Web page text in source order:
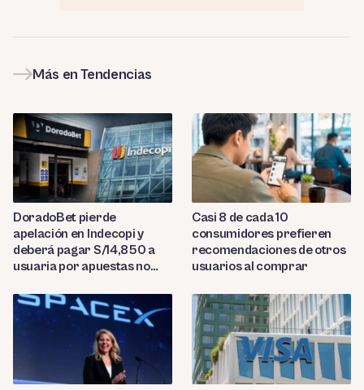
Más en Tendencias
DoradoBet pierde
apelación en Indecopi y
deberá pagar S/14,850 a
usuaria por apuestas no
Casi 8 de cada 10
consumidores prefieren
recomendaciones de otros
usuarios al comprar